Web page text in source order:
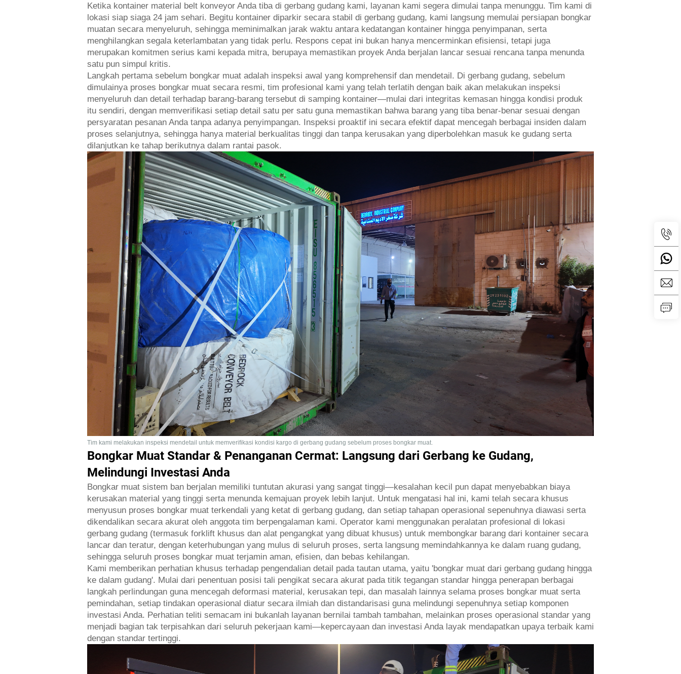
Ketika kontainer material belt konveyor Anda tiba di gerbang gudang kami, layanan kami segera dimulai tanpa menunggu. Tim kami di
lokasi siap siaga 24 jam sehari. Begitu kontainer diparkir secara stabil di gerbang gudang, kami langsung memulai persiapan bongkar
muatan secara menyeluruh, sehingga meminimalkan jarak waktu antara kedatangan kontainer hingga penyimpanan, serta
menghilangkan segala keterlambatan yang tidak perlu. Respons cepat ini bukan hanya mencerminkan efisiensi, tetapi juga
merupakan komitmen serius kami kepada mitra, berupaya memastikan proyek Anda berjalan lancar sesuai rencana tanpa menunda
satu pun simpul kritis.
Langkah pertama sebelum bongkar muat adalah inspeksi awal yang komprehensif dan mendetail. Di gerbang gudang, sebelum
dimulainya proses bongkar muat secara resmi, tim profesional kami yang telah terlatih dengan baik akan melakukan inspeksi
menyeluruh dan detail terhadap barang-barang tersebut di samping kontainer—mulai dari integritas kemasan hingga kondisi produk
itu sendiri, dengan memverifikasi setiap detail satu per satu guna memastikan bahwa barang yang tiba benar-benar sesuai dengan
persyaratan pesanan Anda tanpa adanya penyimpangan. Inspeksi proaktif ini secara efektif dapat mencegah berbagai insiden dalam
proses selanjutnya, sehingga hanya material berkualitas tinggi dan tanpa kerusakan yang diperbolehkan masuk ke gudang serta
dilanjutkan ke tahap berikutnya dalam rantai pasok.
Tim kami melakukan inspeksi mendetail untuk memverifikasi kondisi kargo di gerbang gudang sebelum proses bongkar muat.
Bongkar Muat Standar & Penanganan Cermat: Langsung dari Gerbang ke Gudang,
Melindungi Investasi Anda
Bongkar muat sistem ban berjalan memiliki tuntutan akurasi yang sangat tinggi—kesalahan kecil pun dapat menyebabkan biaya
kerusakan material yang tinggi serta menunda kemajuan proyek lebih lanjut. Untuk mengatasi hal ini, kami telah secara khusus
menyusun proses bongkar muat terkendali yang ketat di gerbang gudang, dan setiap tahapan operasional sepenuhnya diawasi serta
dikendalikan secara akurat oleh anggota tim berpengalaman kami. Operator kami menggunakan peralatan profesional di lokasi
gerbang gudang (termasuk forklift khusus dan alat pengangkat yang dibuat khusus) untuk membongkar barang dari kontainer secara
lancar dan teratur, dengan keterhubungan yang mulus di seluruh proses, serta langsung memindahkannya ke dalam ruang gudang,
sehingga seluruh proses bongkar muat terjamin aman, efisien, dan bebas kehilangan.
Kami memberikan perhatian khusus terhadap pengendalian detail pada tautan utama, yaitu 'bongkar muat dari gerbang gudang hingga
ke dalam gudang'. Mulai dari penentuan posisi tali pengikat secara akurat pada titik tegangan standar hingga penerapan berbagai
langkah perlindungan guna mencegah deformasi material, kerusakan tepi, dan masalah lainnya selama proses bongkar muat serta
pemindahan, setiap tindakan operasional diatur secara ilmiah dan distandarisasi guna melindungi sepenuhnya setiap komponen
investasi Anda. Perhatian teliti semacam ini bukanlah layanan bernilai tambah tambahan, melainkan proses operasional standar yang
menjadi bagian tak terpisahkan dari seluruh pekerjaan kami—kepercayaan dan investasi Anda layak mendapatkan upaya terbaik kami
dengan standar tertinggi.